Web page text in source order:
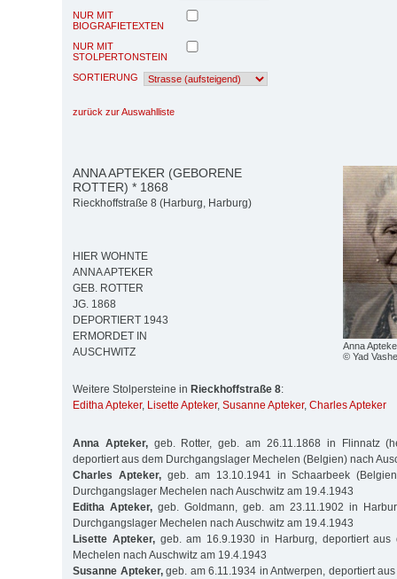
NUR MIT
BIOGRAFIETEXTEN
NUR MIT
STOLPERTONSTEIN
SORTIERUNG
zurück zur Auswahlliste
Anna
© Yad
ANNA APTEKER (GEBORENE
ROTTER) * 1868
Rieckhoffstraße 8 (Harburg, Harburg)
HIER WOHNTE
ANNA APTEKER
GEB. ROTTER
JG. 1868
DEPORTIERT 1943
ERMORDET IN
AUSCHWITZ
Weitere Stolpersteine in Rieckhoffstraße 8:
Editha Apteker, Lisette Apteker, Susanne Apteker, Charles Apteker
Anna Apteker,geb. Rotter, geb. am 26.11.1868 in Flinnatz
deportiert aus dem Durchgangslager Mechelen (Belgien) nach
Charles Apteker,geb. am 13.10.1941 in Schaarbeek
Durchgangslager Mechelen nach Auschwitz am 19.4.1943
Editha Apteker, geb. Goldmann, geb. am 23.11.1902 in
Durchgangslager Mechelen nach Auschwitz am 19.4.1943
Lisette Apteker,geb. am 16.9.1930 in Harburg, deportiert aus
Mechelen nach Auschwitz am 19.4.1943
Susanne Apteker,geb. am 6.11.1934 in Antwerpen, deportiert